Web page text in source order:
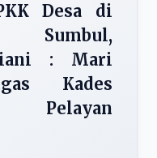
Desa di
Sumbul,
: Mari
Kades
Pelayan